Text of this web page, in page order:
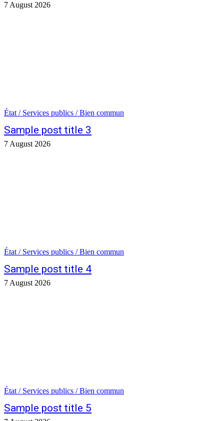
7 August 2026
État / Services publics / Bien commun
Sample post title 3
7 August 2026
État / Services publics / Bien commun
Sample post title 4
7 August 2026
État / Services publics / Bien commun
Sample post title 5